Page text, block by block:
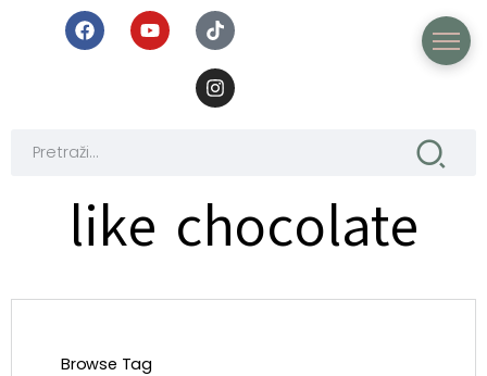
like chocolate
Browse Tag